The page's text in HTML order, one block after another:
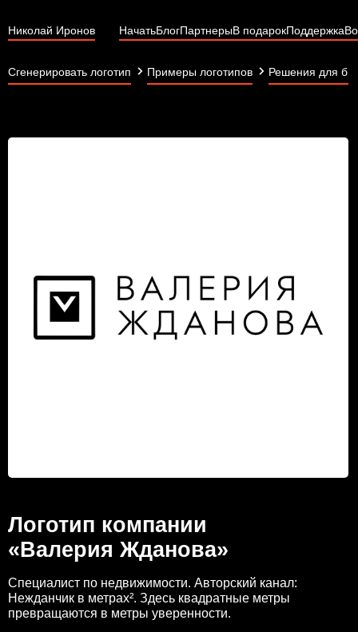
Николай Иронов НачатьБлогПартнерыВ подарокПоддержка
Сгенерировать логотип Примеры логотипов Решения для
Логотип компании
«Валерия Жданова»
Специалист по недвижимости. Авторский канал:
Нежданчик в метрах². Здесь квадратные метры
превращаются в метры уверенности.